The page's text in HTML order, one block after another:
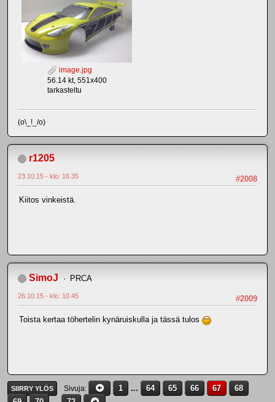
image.jpg
56.14 kt, 551x400
tarkasteltu
(o\_!_/o)
r1205
#2008
23.10.15 - klo: 16.35
Kiitos vinkeistä.
SimoJ PRCA
#2009
26.10.15 - klo: 10.45
Toista kertaa töhertelin kynäruiskulla ja tässä tulos
SIIRRY YLÖS Sivuja 1 ... 64 65 66 67
68